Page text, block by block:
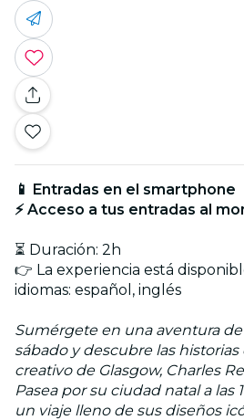
📱 Entradas en el smartphone
⚡ Acceso a tus entradas al
⏳ Duración: 2h
👉 La experiencia está
idiomas: español, inglés
Sumérgete en una aventura
sábado y descubre las
creativo de Glasgow, Charles
Pasea por su ciudad natal a las
un viaje lleno de sus diseños